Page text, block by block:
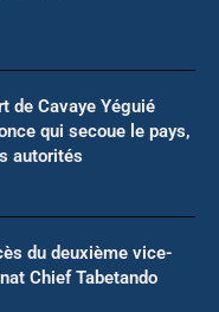
de Cavaye Yéguié
qui secoue le pays,
autorités
du deuxième vice-
Chief Tabetando